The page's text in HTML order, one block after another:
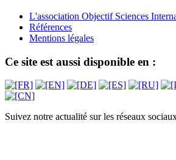
L'association Objectif Sciences
Références
Mentions légales
Ce site est aussi disponible en :
Suivez notre actualité sur les réseaux